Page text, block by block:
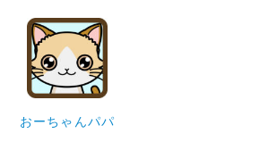
おーちゃんパパ